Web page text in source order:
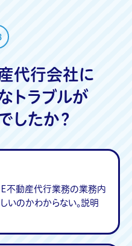
代行会社に
トラブルが
したか？
不動産代行業務の業務内
いのかわからない。説明